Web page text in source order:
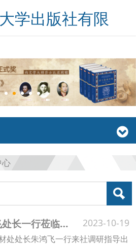
学出版社有限公
心
浙江省教育厅朱鸿飞处长一行莅临我社调研指导 2023-10-19
处处长朱鸿飞一行来社调研指导出